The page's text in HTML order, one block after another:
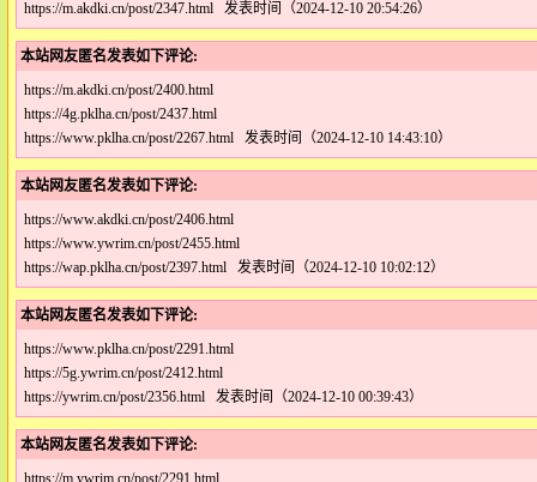
https://m.akdki.cn/post/2347.html 发表时间（2024-12-10 20:54:26）
本站网友匿名发表如下评论:
https://m.akdki.cn/post/2400.html
https://4g.pklha.cn/post/2437.html
https://www.pklha.cn/post/2267.html 发表时间（2024-12-10 14:43:10）
本站网友匿名发表如下评论:
https://www.akdki.cn/post/2406.html
https://www.ywrim.cn/post/2455.html
https://wap.pklha.cn/post/2397.html 发表时间（2024-12-10 10:02:12）
本站网友匿名发表如下评论:
https://www.pklha.cn/post/2291.html
https://5g.ywrim.cn/post/2412.html
https://ywrim.cn/post/2356.html 发表时间（2024-12-10 00:39:43）
本站网友匿名发表如下评论:
https://m.ywrim.cn/post/2291.html